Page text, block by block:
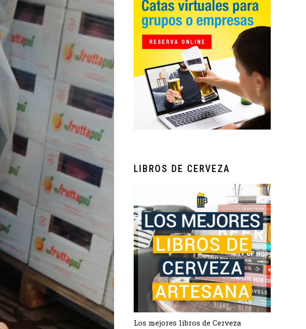
LIBROS DE CERVEZA
Los mejores libros de Cerveza